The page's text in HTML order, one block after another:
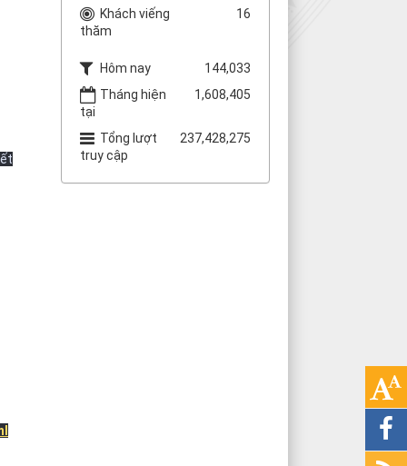
Khách viếng
thăm
16
Hôm nay
144,033
Tháng hiện
tại
1,608,405
Tổng lượt
truy cập
237,428,275